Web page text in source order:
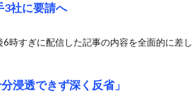
3社に要請へ
時すぎに配信した記事の内容を全面的に差し
浸透できず深く反省」